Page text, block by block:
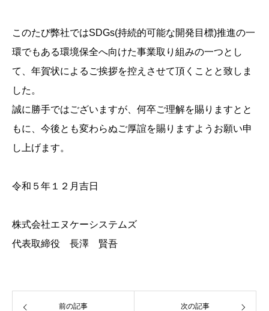
このたび弊社ではSDGs(持続的可能な開発目標)推進の一
環でもある環境保全へ向けた事業取り組みの一つとし
て、年賀状によるご挨拶を控えさせて頂くことと致しま
した。
誠に勝手ではございますが、何卒ご理解を賜りますとと
もに、今後とも変わらぬご厚誼を賜りますようお願い申
し上げます。
令和５年１２月吉日
株式会社エヌケーシステムズ
代表取締役 長澤 賢吾
前の記事 次の記事